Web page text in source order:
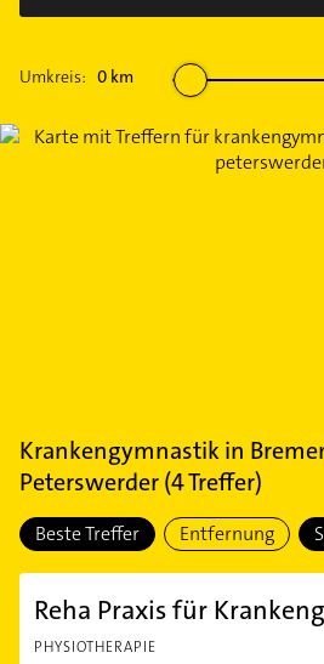
Umkreis: 0 km
Krankengymnastikin
Peterswerder(4Treffer)
Beste Treffer Entfernung
Reha Praxis für
PHYSIOTHERAPIE